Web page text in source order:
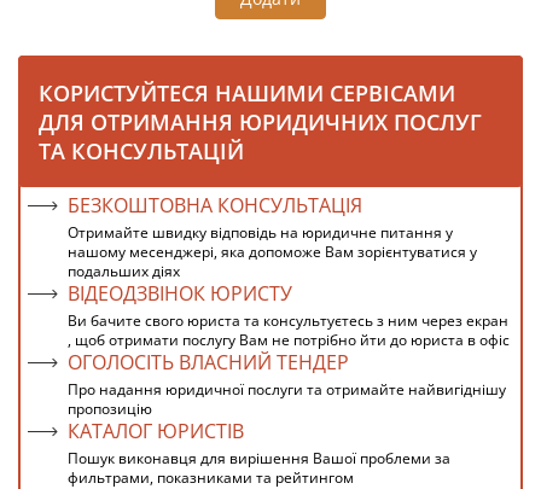
КОРИСТУЙТЕСЯ НАШИМИ СЕРВІСАМИ
ДЛЯ ОТРИМАННЯ ЮРИДИЧНИХ ПОСЛУГ
ТА КОНСУЛЬТАЦІЙ
БЕЗКОШТОВНА КОНСУЛЬТАЦІЯ
Отримайте швидку відповідь на юридичне питання у
нашому месенджері, яка допоможе Вам зорієнтуватися у
подальших діях
ВІДЕОДЗВІНОК ЮРИСТУ
Ви бачите свого юриста та консультуєтесь з ним через екран
, щоб отримати послугу Вам не потрібно йти до юриста в офіс
ОГОЛОСІТЬ ВЛАСНИЙ ТЕНДЕР
Про надання юридичної послуги та отримайте найвигіднішу
пропозицію
КАТАЛОГ ЮРИСТІВ
Пошук виконавця для вирішення Вашої проблеми за
фильтрами, показниками та рейтингом